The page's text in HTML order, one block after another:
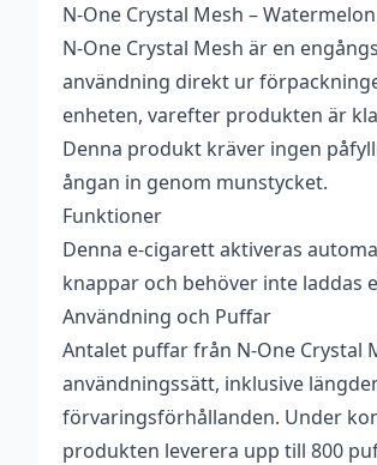
N-One Crystal Mesh –
N-One Crystal Mesh är en
användning direkt ur
enheten, varefter produkten är
Denna produkt kräver ingen
ångan in genom munstycket.
Funktioner
Denna e-cigarett aktiveras
knappar och behöver inte laddas
Användning och Puffar
Antalet puffar från N-One Crystal
användningssätt, inklusive
förvaringsförhållanden. Under
produkten leverera upp till 800
Vikt
0,038 kg
Antal
1 st
Innehåller
cooling
Okänt
Nikotin
20 mg
Tillverkare
N One
Typ
Engångs vape
Vätskekapacitet 2 ml
Beskrivande
Fruktig,Söt,
Smakprofil
Vattenmelon ,